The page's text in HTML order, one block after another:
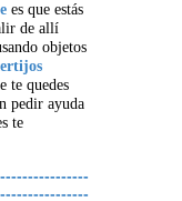
es que estás
de allí
objetos
te quedes
pedir ayuda
te